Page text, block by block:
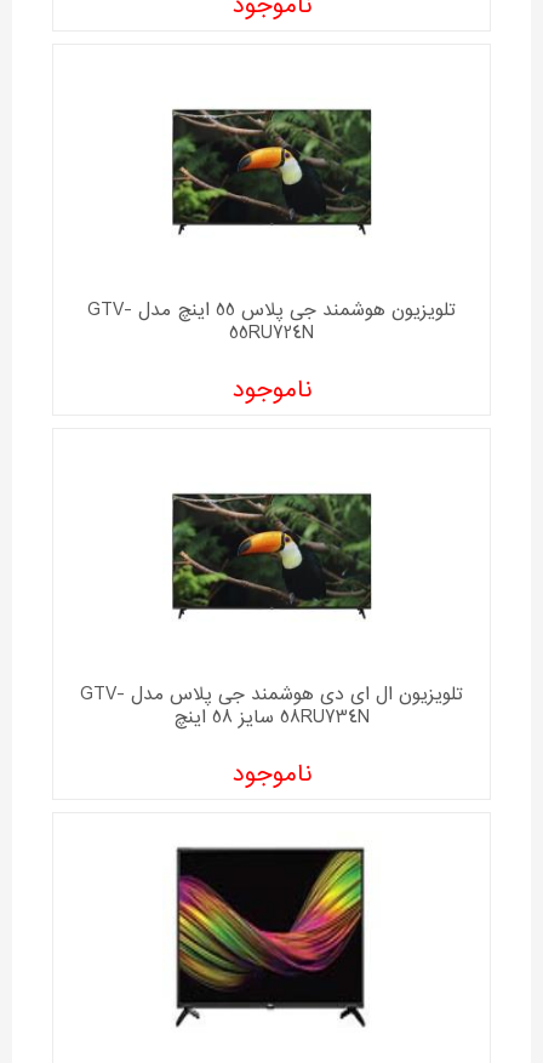
تلویزیون هوشمند جی پلاس 55 اینچ مدل GTV-
55RU724N
ناموجود
تلویزیون ال ای دی هوشمند جی پلاس مدل GTV-
58RU734N سایز 58 اینچ
ناموجود